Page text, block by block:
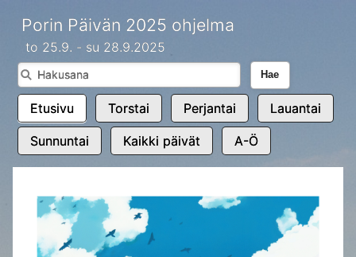
Porin Päivän 2025 ohjelma
to 25.9. - su 28.9.2025
Hae
Etusivu Torstai Perjantai Lauantai
Sunnuntai Kaikki päivät A-Ö